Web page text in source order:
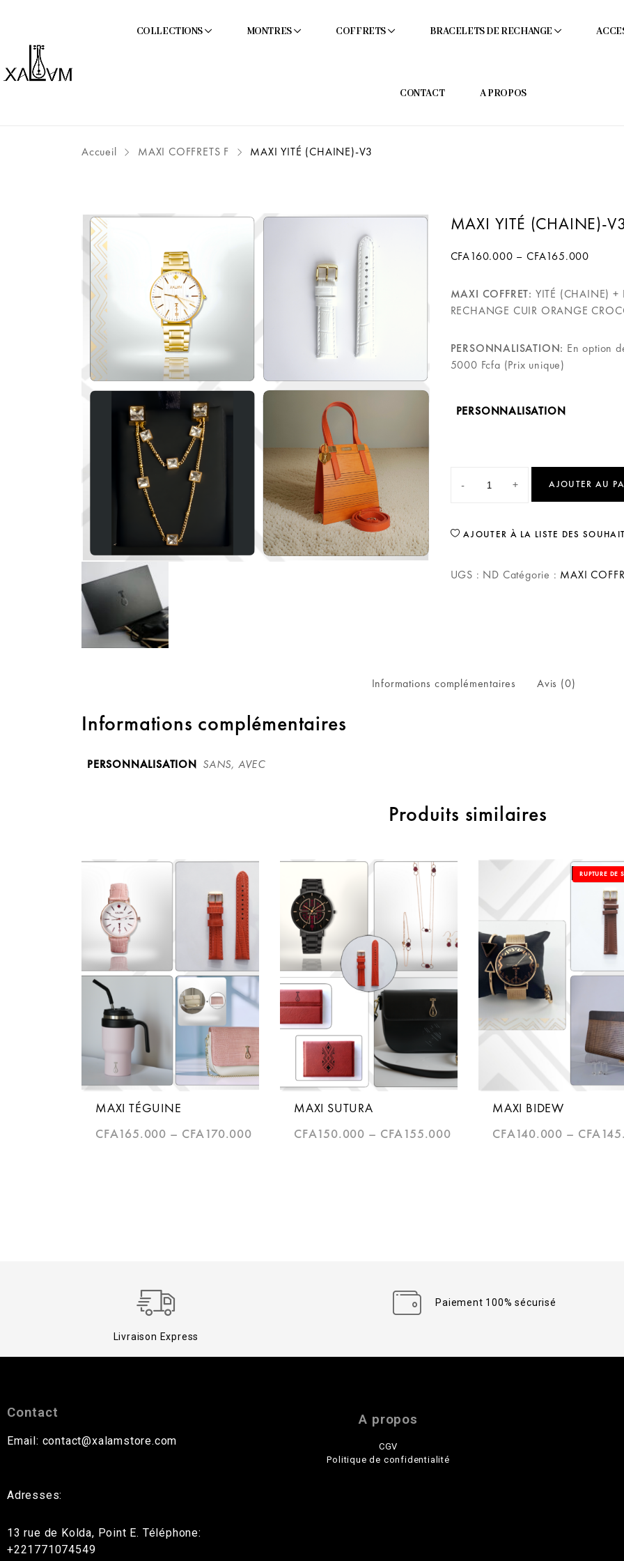
COLLECTIONS MONTRES COFFRETS BRACELETS DE RECHANGE
CONTACT A PROPOS
Accueil MAXI COFFRETS F MAXI YITÉ (CHAINE)-V3
MAXI YITÉ (CHAINE)-
CFA160.000 – CFA165.000
MAXI COFFRET: YITÉ (CHAINE) +
RECHANGE CUIR ORANGE
PERSONNALISATION: En option
5000 Fcfa (Prix unique)
PERSONNALISATION
- + AJOUTER AU
AJOUTER À LA LISTE DES
UGS : ND Catégorie : MAXI
Informations complémentaires Avis (0)
Informations complémentaires
PERSONNALISATION SANS, AVEC
Produits similaires
MAXI TÉGUINE
CFA165.000 – CFA170.000
MAXI SUTURA
CFA150.000 – CFA155.000
RUPTURE DE
OUT OF
MAXI BIDEW
CFA140.000 – CFA
Livraison Express
Paiement 100% sécurisé
Contact
Email: contact@xalamstore.com
Adresses:
13 rue de Kolda, Point E. Téléphone:
+221771074549
A propos
CGV
Politique de confidentialité